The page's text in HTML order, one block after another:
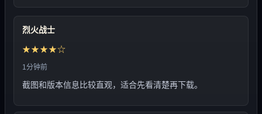
烈火战士
★★★★☆
1分钟前
截图和版本信息比较直观，适合先看清楚再下载。